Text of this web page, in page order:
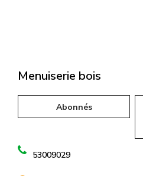
Menuiserie bois
Abonnés
53009029